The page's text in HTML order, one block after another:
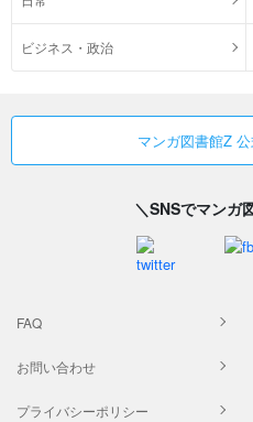
ビジネス・政治
マンガ図書館Z
＼SNSでマンガ
FAQ
お問い合わせ
プライバシーポリシー